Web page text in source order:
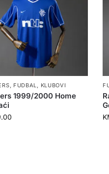
, FUDBAL, KLUBOVI
1999/2000 Home